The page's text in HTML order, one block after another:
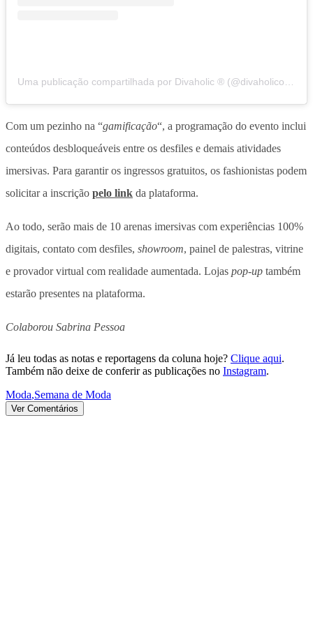
Com um pezinho na “gamificação“, a programação do evento inclui
conteúdos desbloqueáveis entre os desfiles e demais atividades
imersivas. Para garantir os ingressos gratuitos, os fashionistas podem
solicitar a inscrição pelo link da plataforma.
Ao todo, serão mais de 10 arenas imersivas com experiências 100%
digitais, contato com desfiles, showroom, painel de palestras, vitrine
e provador virtual com realidade aumentada. Lojas pop-up também
estarão presentes na plataforma.
Colaborou Sabrina Pessoa
Já leu todas as notas e reportagens da coluna hoje? Clique aqui.
Também não deixe de conferir as publicações no Instagram.
Moda,Semana de Moda
Ver Comentários